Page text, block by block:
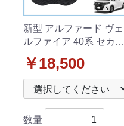
新型 アルファード ヴェ
ルファイア 40系 セカン
ジマット (Lサイズ) 織柄
シリーズ 社外新品
￥18,500
数量